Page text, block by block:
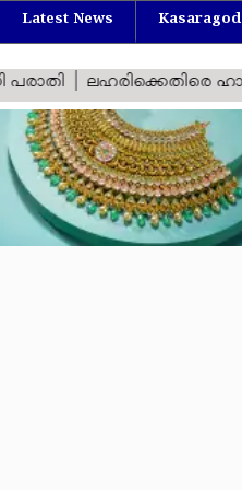
Latest News Kasaragod